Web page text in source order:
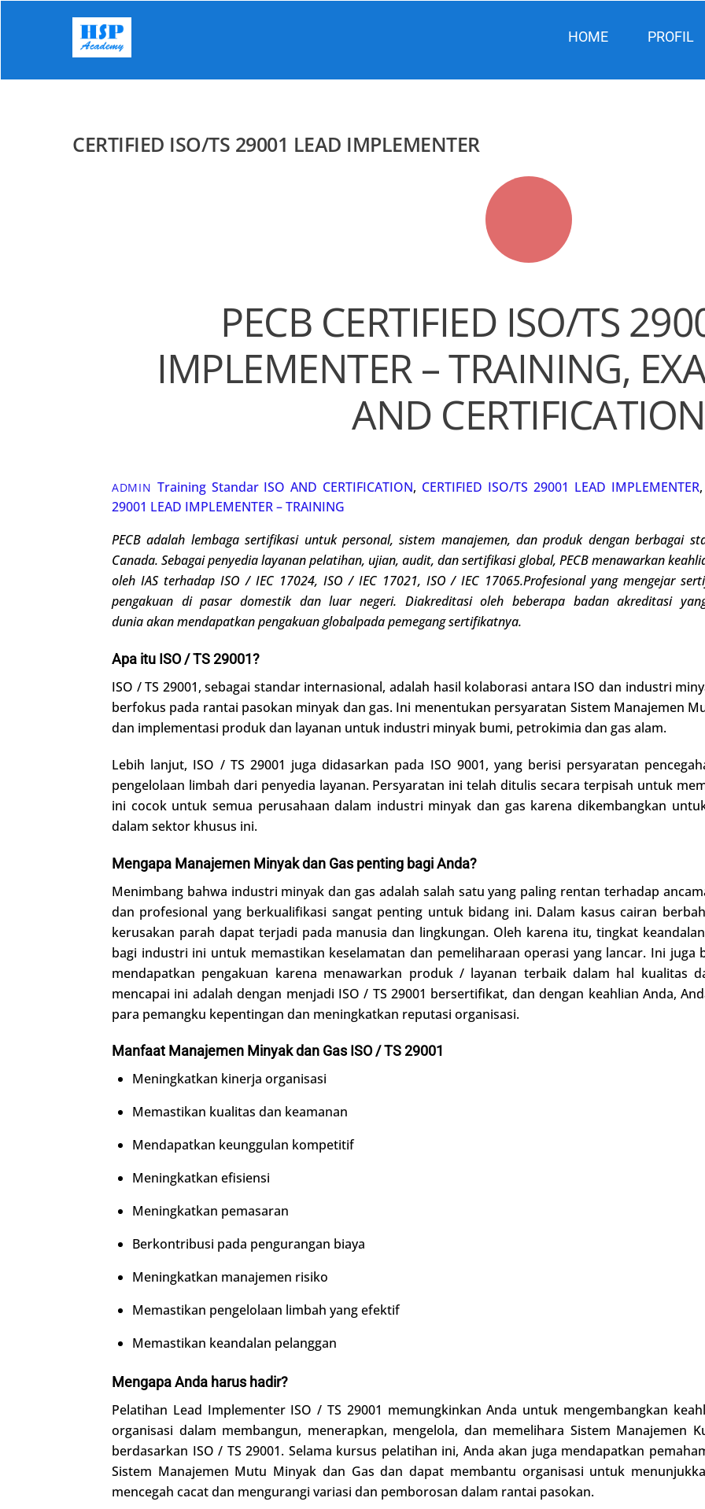
HOME PROFIL
CERTIFIED ISO/TS 29001 LEAD IMPLEMENTER
PECB CERTIFIED ISO/TS
IMPLEMENTER – TRAINING,
AND CERTIFICATION
ADMIN Training Standar ISO AND CERTIFICATION, CERTIFIED ISO/TS 29001 LEAD IMPLEMENTER,
29001 LEAD IMPLEMENTER – TRAINING
PECB adalah lembaga sertifikasi untuk personal, sistem manajemen, dan produk dengan berbagai
Canada. Sebagai penyedia layanan pelatihan, ujian, audit, dan sertifikasi global, PECB menawarkan
oleh IAS terhadap ISO / IEC 17024, ISO / IEC 17021, ISO / IEC 17065.Profesional yang mengejar
pengakuan di pasar domestik dan luar negeri. Diakreditasi oleh beberapa badan akreditasi
duniaakanmendapatkanpengakuan globalpada pemegang sertifikatnya.
Apa itu ISO / TS 29001?
ISO / TS 29001, sebagai standar internasional, adalah hasil kolaborasi antara ISO dan industri
berfokus pada rantai pasokan minyak dan gas. Ini menentukan persyaratan Sistem Manajemen
dan implementasi produk dan layanan untuk industri minyak bumi, petrokimia dan gas alam.
Lebih lanjut, ISO / TS 29001 juga didasarkan pada ISO 9001, yang berisi persyaratan
pengelolaan limbah dari penyedia layanan. Persyaratan ini telah ditulis secara terpisah untuk
ini cocok untuk semua perusahaan dalam industri minyak dan gas karena dikembangkan
dalam sektor khusus ini.
Mengapa Manajemen Minyak dan Gas penting bagi Anda?
Menimbang bahwa industri minyak dan gas adalah salah satu yang paling rentan terhadap
dan profesional yang berkualifikasi sangat penting untuk bidang ini. Dalam kasus cairan
kerusakan parah dapat terjadi pada manusia dan lingkungan. Oleh karena itu, tingkat
bagi industri ini untuk memastikan keselamatan dan pemeliharaan operasi yang lancar. Ini juga
mendapatkan pengakuan karena menawarkan produk / layanan terbaik dalam hal kualitas
mencapai ini adalah dengan menjadi ISO / TS 29001 bersertifikat, dan dengan keahlian Anda,
para pemangku kepentingan dan meningkatkan reputasi organisasi.
Manfaat Manajemen Minyak dan Gas ISO / TS 29001
Meningkatkan kinerja organisasi
Memastikan kualitas dan keamanan
Mendapatkan keunggulan kompetitif
Meningkatkan efisiensi
Meningkatkan pemasaran
Berkontribusi pada pengurangan biaya
Meningkatkan manajemen risiko
Memastikan pengelolaan limbah yang efektif
Memastikan keandalan pelanggan
Mengapa Anda harus hadir?
Pelatihan Lead Implementer ISO / TS 29001 memungkinkan Anda untuk mengembangkan
organisasi dalam membangun, menerapkan, mengelola, dan memelihara Sistem Manajemen
berdasarkan ISO / TS 29001. Selama kursus pelatihan ini, Anda akan juga mendapatkan
Sistem Manajemen Mutu Minyak dan Gas dan dapat membantu organisasi untuk
mencegah cacat dan mengurangi variasi dan pemborosan dalam rantai pasokan.